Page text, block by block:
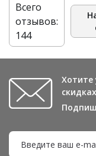
Всего
отзывов:
144
Хотите